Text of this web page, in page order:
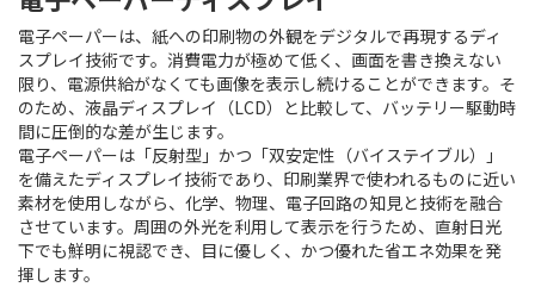
電子ペーパーは、紙への印刷物の外観をデジタルで再現するディ
スプレイ技術です。消費電力が極めて低く、画面を書き換えない
限り、電源供給がなくても画像を表示し続けることができます。そ
のため、液晶ディスプレイ（LCD）と比較して、バッテリー駆動時
間に圧倒的な差が生じます。
電子ペーパーは「反射型」かつ「双安定性（バイステイブル）」
を備えたディスプレイ技術であり、印刷業界で使われるものに近い
素材を使用しながら、化学、物理、電子回路の知見と技術を融合
させています。周囲の外光を利用して表示を行うため、直射日光
下でも鮮明に視認でき、目に優しく、かつ優れた省エネ効果を発
揮します。